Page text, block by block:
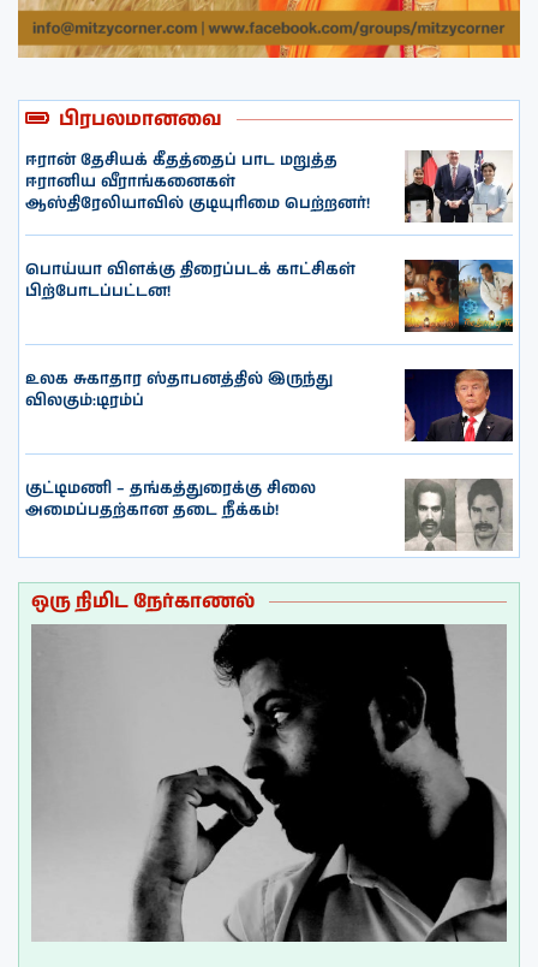
பிரபலமானவை
ஈரான் தேசியக் கீதத்தைப் பாட மறுத்த
ஈரானிய வீராங்கனைகள்
ஆஸ்திரேலியாவில் குடியுரிமை பெற்றனர்!
பொய்யா விளக்கு திரைப்படக் காட்சிகள்
பிற்போடப்பட்டன!
உலக சுகாதார ஸ்தாபனத்தில் இருந்து
விலகும்:டிரம்ப்
குட்டிமணி – தங்கத்துரைக்கு சிலை
அமைப்பதற்கான தடை நீக்கம்!
ஒரு நிமிட நேர்காணல்